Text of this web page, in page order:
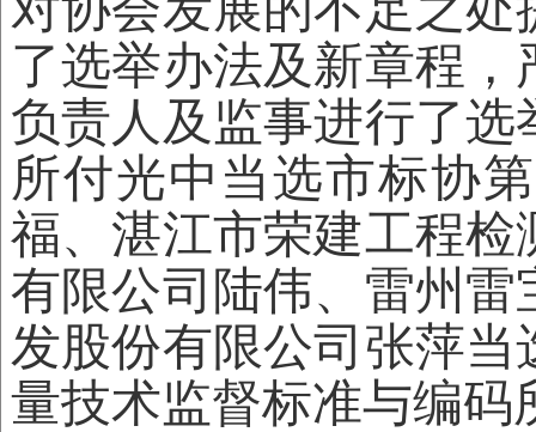
了选举办法及新章程
负责人及监事进行了选
所付光中当选市标协
福、湛江市荣建工程
有限公司陆伟、雷州
发股份有限公司张萍
量技术监督标准与编码